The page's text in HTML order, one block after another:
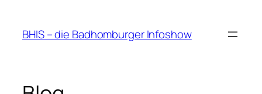
springen
BHIS – die Badhomburger Infoshow